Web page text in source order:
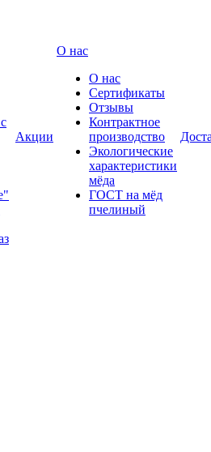
Акции
О нас
О нас
Сертификаты
Отзывы
Контрактное
производство
Экологические
характеристики
мёда
ГОСТ на мёд
пчелиный